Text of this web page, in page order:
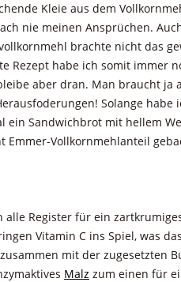
Kleie aus dem
nie meinen Ansprüchen.
brachte nicht das
Rezept habe ich somit immer
aber dran. Man braucht ja
Solange habe
ein Sandwichbrot mit hellem
Emmer-Vollkornmehlanteil
alle Register für ein
Vitamin C ins Spiel, was
mit der zugesetzten
Malz zum einen für